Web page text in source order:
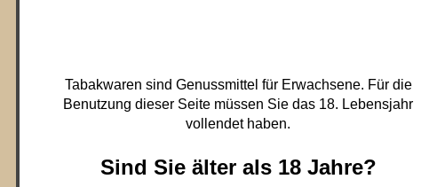
Tabakwaren sind Genussmittel für Erwachsene. Für die
Benutzung dieser Seite müssen Sie das 18. Lebensjahr
vollendet haben.
Sind Sie älter als 18 Jahre?